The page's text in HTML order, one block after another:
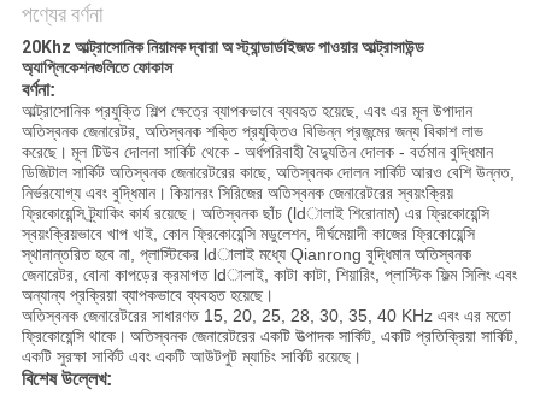
নীতি
পণ্যের বর্ণনা
20Khz আল্ট্রাসোনিক নিয়ামক দ্বারা অ স্ট্যান্ডার্ডাইজড পাওয়ার আল্ট্রাসাউন্ড
অ্যাপ্লিকেশনগুলিতে ফোকাস
বর্ণনা:
আল্ট্রাসোনিক প্রযুক্তি শিল্প ক্ষেত্রে ব্যাপকভাবে ব্যবহৃত হয়েছে, এবং এর মূল উপাদান
অতিস্বনক জেনারেটর, অতিস্বনক শক্তি প্রযুক্তিও বিভিন্ন প্রজন্মের জন্য বিকাশ লাভ
করেছে। মূল টিউব দোলনা সার্কিট থেকে - অর্ধপরিবাহী বৈদ্যুতিন দোলক - বর্তমান বুদ্ধিমান
ডিজিটাল সার্কিট অতিস্বনক জেনারেটরের কাছে, অতিস্বনক দোলন সার্কিট আরও বেশি উন্নত,
নির্ভরযোগ্য এবং বুদ্ধিমান। কিয়ানরং সিরিজের অতিস্বনক জেনারেটরের স্বয়ংক্রিয়
ফ্রিকোয়েন্সি ট্র্যাকিং কার্য রয়েছে। অতিস্বনক ছাঁচ (ldালাই শিরোনাম) এর ফ্রিকোয়েন্সি
স্বয়ংক্রিয়ভাবে খাপ খাই, কোন ফ্রিকোয়েন্সি মডুলেশন, দীর্ঘমেয়াদী কাজের ফ্রিকোয়েন্সি
স্থানান্তরিত হবে না, প্লাস্টিকের ldালাই মধ্যে Qianrong বুদ্ধিমান অতিস্বনক
জেনারেটর, বোনা কাপড়ের ক্রমাগত ldালাই, কাটা কাটা, শিয়ারিং, প্লাস্টিক ফিল্ম সিলিং এবং
অন্যান্য প্রক্রিয়া ব্যাপকভাবে ব্যবহৃত হয়েছে।
অতিস্বনক জেনারেটরের সাধারণত 15, 20, 25, 28, 30, 35, 40 KHz এবং এর মতো
ফ্রিকোয়েন্সি থাকে। অতিস্বনক জেনারেটরের একটি উত্পাদক সার্কিট, একটি প্রতিক্রিয়া সার্কিট,
একটি সুরক্ষা সার্কিট এবং একটি আউটপুট ম্যাচিং সার্কিট রয়েছে।
বিশেষ উল্লেখ: